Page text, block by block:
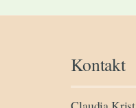
Kontakt